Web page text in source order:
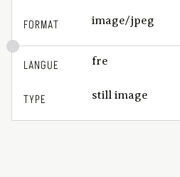
FORMAT image/jpeg
LANGUE fre
TYPE still image